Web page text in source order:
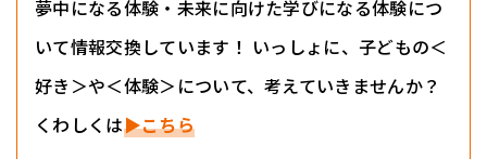
夢中になる体験・未来に向けた学びになる体験につ
いて情報交換しています！ いっしょに、子どもの＜
好き＞や＜体験＞について、考えていきませんか？
くわしくは▶こちら